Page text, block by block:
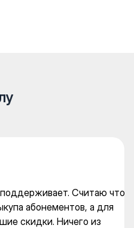
кто
Считаю что
абонементов, а для
скидки. Ничего из